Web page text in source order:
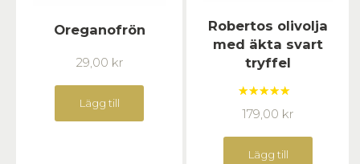
Oreganofrön
29,00 kr
Lägg till
Robertos olivolja
med äkta svart
tryffel
Betygsatt
5.00av 5
179,00 kr
Lägg till